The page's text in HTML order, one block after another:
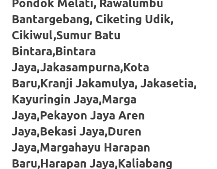
replica
watches.
click
fake
watches.
Get
the
facts
https://www.stockswatches.com
Bantargebang, Ciketing Udik,
Cikiwul,Sumur Batu
Bintara,Bintara
Jaya,Jakasampurna,Kota
Baru,Kranji Jakamulya, Jakasetia,
Kayuringin Jaya,Marga
Jaya,Pekayon Jaya Aren
Jaya,Bekasi Jaya,Duren
Jaya,Margahayu Harapan
Baru,Harapan Jaya,Kaliabang